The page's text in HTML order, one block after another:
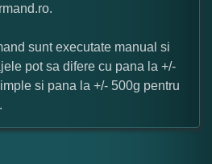
sunt executate manual si
pot sa difere cu pana la +/-
si pana la +/- 500g pentru